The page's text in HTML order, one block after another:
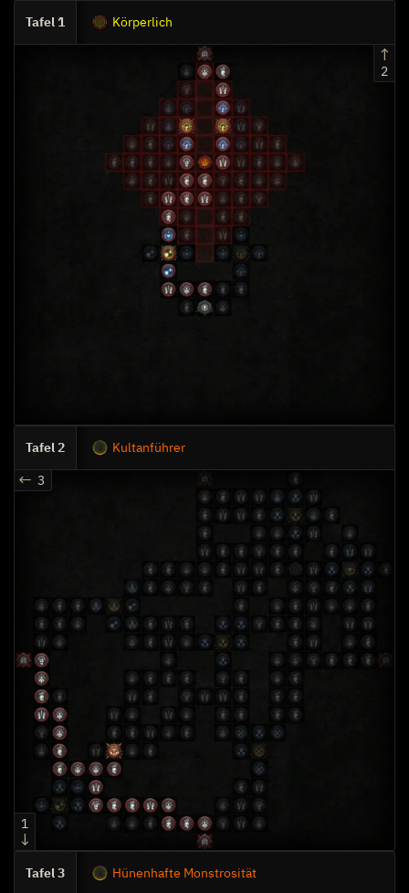
1 Körperlich
2
2 Kultanführer
1
3
3 Hünenhafte Monstrosität